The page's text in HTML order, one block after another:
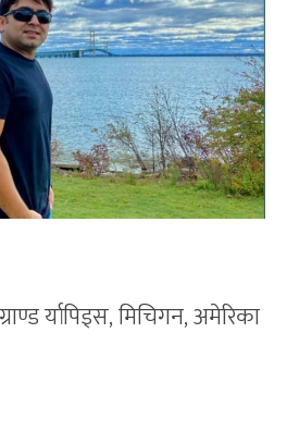
र्यापिड्स, मिचिगन, अमेरिका